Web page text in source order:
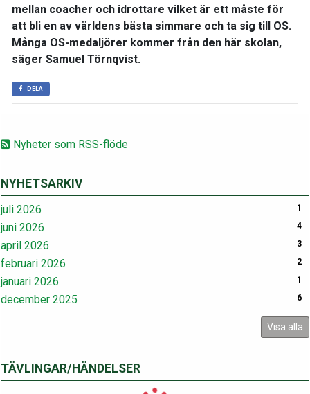
Nyheter som RSS-flöde
NYHETSARKIV
juli 2026 1
juni 2026 4
april 2026 3
februari 2026 2
januari 2026 1
december 2025 6
Visa alla
TÄVLINGAR/HÄNDELSER
mellan coacher och idrottare vilket är ett måste för
att bli en av världens bästa simmare och ta sig till OS.
Många OS-medaljörer kommer från den här skolan,
säger Samuel Törnqvist.
DELA